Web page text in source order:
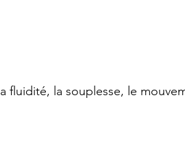
fluidité, la souplesse, le